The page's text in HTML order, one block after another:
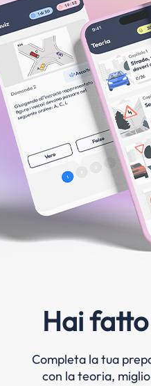
Hai
Completa la tua
con la teoria,